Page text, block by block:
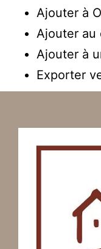
Ajouter à
Ajouter au
Ajouter à
Exporter